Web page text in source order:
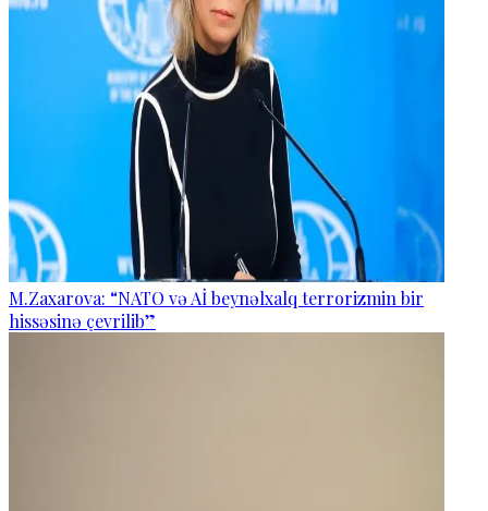
M.Zaxarova: “NATO və Aİ beynəlxalq terrorizmin bir
hissəsinə çevrilib”